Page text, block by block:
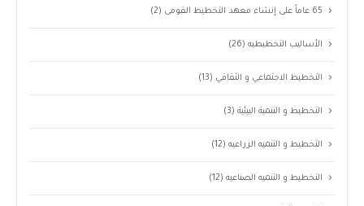
65 عاماً على إنشاء معهد التخطيط القومى (2)
الأساليب التخطيطيه(26)
التخطيط الاجتماعي و الثقافي (13)
التخطيط و التنمية البيئية(3)
التخطيط و التنميه الزراعيه(12)
التخطيط و التنميه الصناعيه(12)